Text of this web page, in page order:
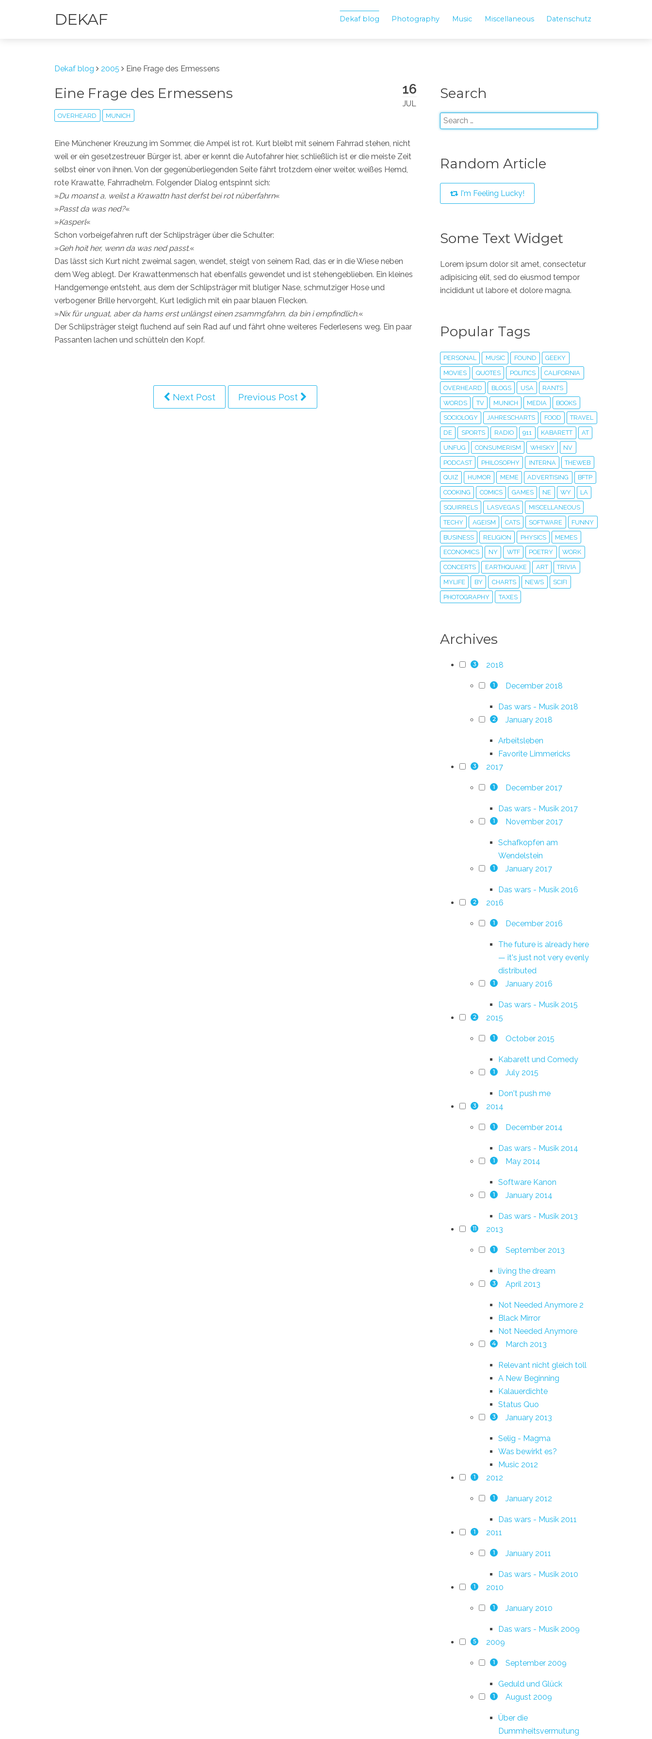
DEKAF Dekaf blog Photography Music Miscellaneous Datenschutz
Dekaf blog 2005 Eine Frage des Ermessens
16
JUL
Eine Frage des Ermessens
OVERHEARD MUNICH
Eine Münchener Kreuzung im Sommer, die Ampel ist rot. Kurt bleibt mit seinem Fahrrad stehen, nicht
weil er ein gesetzestreuer Bürger ist, aber er kennt die Autofahrer hier, schließlich ist er die meiste Zeit
selbst einer von ihnen. Von der gegenüberliegenden Seite fährt trotzdem einer weiter, weißes Hemd,
rote Krawatte, Fahrradhelm. Folgender Dialog entspinnt sich:
»Du moanst a, weilst a Krawattn hast derfst bei rot nüberfahrn«
»Passt da was ned?«
»Kasperl«
Schon vorbeigefahren ruft der Schlipsträger über die Schulter:
»Geh hoit her, wenn da was ned passt.«
Das lässt sich Kurt nicht zweimal sagen, wendet, steigt von seinem Rad, das er in die Wiese neben
dem Weg ablegt. Der Krawattenmensch hat ebenfalls gewendet und ist stehengeblieben. Ein kleines
Handgemenge entsteht, aus dem der Schlipsträger mit blutiger Nase, schmutziger Hose und
verbogener Brille hervorgeht, Kurt lediglich mit ein paar blauen Flecken.
»Nix für unguat, aber da hams erst unlängst einen zsammgfahrn, da bin i empfindlich.«
Der Schlipsträger steigt fluchend auf sein Rad auf und fährt ohne weiteres Federlesens weg. Ein paar
Passanten lachen und schütteln den Kopf.
Next Post Previous Post
Search
Random Article
I'm Feeling Lucky!
Some Text Widget
Lorem ipsum dolor sit amet, consectetur
adipisicing elit, sed do eiusmod tempor
incididunt ut labore et dolore magna.
Popular Tags
PERSONAL MUSIC FOUND GEEKY
MOVIES QUOTES POLITICS CALIFORNIA
OVERHEARD BLOGS USA RANTS
WORDS TV MUNICH MEDIA BOOKS
SOCIOLOGY JAHRESCHARTS FOOD TRAVEL
DE SPORTS RADIO 911 KABARETT AT
UNFUG CONSUMERISM WHISKY NV
PODCAST PHILOSOPHY INTERNA THEWEB
QUIZ HUMOR MEME ADVERTISING BFTP
COOKING COMICS GAMES NE WY LA
SQUIRRELS LASVEGAS MISCELLANEOUS
TECHY AGEISM CATS SOFTWARE FUNNY
BUSINESS RELIGION PHYSICS MEMES
ECONOMICS NY WTF POETRY WORK
CONCERTS EARTHQUAKE ART TRIVIA
MYLIFE BY CHARTS NEWS SCIFI
PHOTOGRAPHY TAXES
Archives
3 2018
1 December 2018
Das wars - Musik 2018
2 January 2018
Arbeitsleben
Favorite Limmericks
3 2017
1 December 2017
Das wars - Musik 2017
1 November 2017
Schafkopfen am
Wendelstein
1 January 2017
Das wars - Musik 2016
2 2016
1 December 2016
The future is already here
— it's just not very evenly
distributed
1 January 2016
Das wars - Musik 2015
2 2015
1 October 2015
Kabarett und Comedy
1 July 2015
Don't push me
3 2014
1 December 2014
Das wars - Musik 2014
1 May 2014
Software Kanon
1 January 2014
Das wars - Musik 2013
11 2013
1 September 2013
living the dream
3 April 2013
Not Needed Anymore 2
Black Mirror
Not Needed Anymore
4 March 2013
Relevant nicht gleich toll
A New Beginning
Kalauerdichte
Status Quo
3 January 2013
Selig - Magma
Was bewirkt es?
Music 2012
1 2012
1 January 2012
Das wars - Musik 2011
1 2011
1 January 2011
Das wars - Musik 2010
1 2010
1 January 2010
Das wars - Musik 2009
5 2009
1 September 2009
Geduld und Glück
1 August 2009
Über die
Dummheitsvermutung